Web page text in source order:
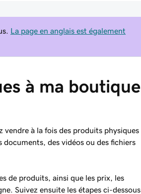
La page en anglais est également
à ma boutique
à la fois des produits physiques
des vidéos ou des fichiers
de produits, ainsi que les prix, les
Suivez ensuite les étapes ci-dessous